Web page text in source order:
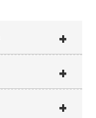
+
+
+